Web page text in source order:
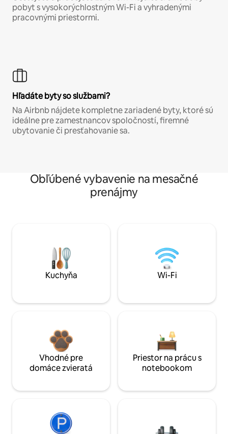
pobyt s vysokorýchlostným Wi-Fi a vyhradenými
pracovnými priestormi.
Hľadáte byty so službami?
Na Airbnb nájdete kompletne zariadené byty, ktoré sú
ideálne pre zamestnancov spoločností, firemné
ubytovanie či presťahovanie sa.
Obľúbené vybavenie na mesačné
prenájmy
Kuchyňa Wi-Fi
Vhodné pre
domáce zvieratá
Priestor na prácu s
notebookom